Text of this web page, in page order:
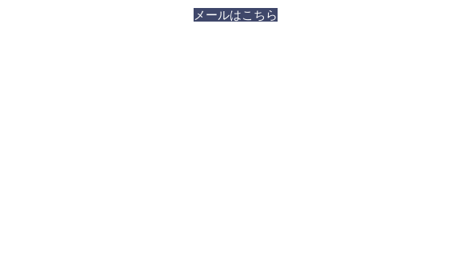
メールはこちら